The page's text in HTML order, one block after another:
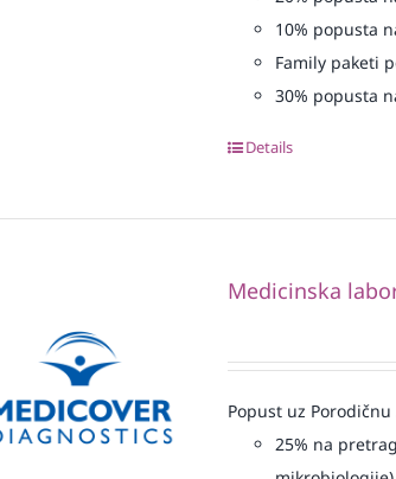
10% popusta
Family paketi
30% popusta
Details
Medicinska
Popust uz
25% na